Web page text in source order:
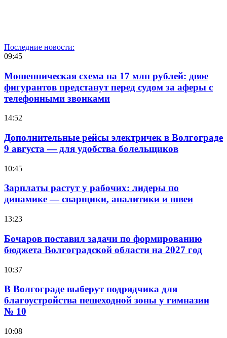
Последние новости:
09:45
Мошенническая схема на 17 млн рублей: двое
фигурантов предстанут перед судом за аферы с
телефонными звонками
14:52
Дополнительные рейсы электричек в Волгограде
9 августа — для удобства болельщиков
10:45
Зарплаты растут у рабочих: лидеры по
динамике — сварщики, аналитики и швеи
13:23
Бочаров поставил задачи по формированию
бюджета Волгоградской области на 2027 год
10:37
В Волгограде выберут подрядчика для
благоустройства пешеходной зоны у гимназии
№ 10
10:08